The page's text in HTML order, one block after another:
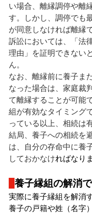
い場合、離縁調停や離
す。しかし、調停でも
が同意しなければ離縁
訴訟においては、「法
理由」を証明できない
ん。
なお、離縁前に養子ま
なった場合は、家庭裁
て離縁することが可能
組が有効なタイミング
っている以上、相続は
結局、養子への相続を
は、自分の存命中に養
しておかなければなり
養子縁組の解消
実際に養子縁組を解消
養子の戸籍や姓（名字